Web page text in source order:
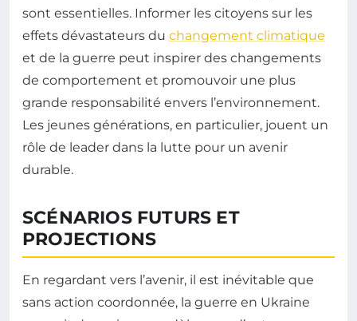
sont essentielles. Informer les citoyens sur les
effets dévastateurs du changement climatique
et de la guerre peut inspirer des changements
de comportement et promouvoir une plus
grande responsabilité envers l’environnement.
Les jeunes générations, en particulier, jouent un
rôle de leader dans la lutte pour un avenir
durable.
SCÉNARIOS FUTURS ET
PROJECTIONS
En regardant vers l’avenir, il est inévitable que
sans action coordonnée, la guerre en Ukraine